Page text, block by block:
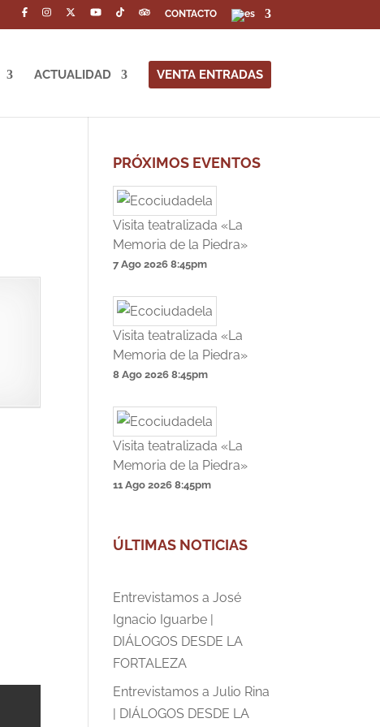
CONTACTO
ACTUALIDAD VENTA ENTRADAS
PRÓXIMOS EVENTOS
Visita teatralizada «La
Memoria de la Piedra»
7 Ago 2026 8:45pm
Visita teatralizada «La
Memoria de la Piedra»
8 Ago 2026 8:45pm
Visita teatralizada «La
Memoria de la Piedra»
11 Ago 2026 8:45pm
ÚLTIMAS NOTICIAS
Entrevistamos a José
Ignacio Iguarbe |
DIÁLOGOS DESDE LA
FORTALEZA
Entrevistamos a Julio Rina
| DIÁLOGOS DESDE LA